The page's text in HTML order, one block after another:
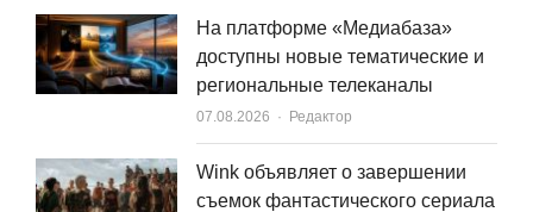
На платформе «Медиабаза»
доступны новые тематические и
региональные телеканалы
07.08.2026 Author
Редактор
Wink объявляет о завершении
съемок фантастического сериала